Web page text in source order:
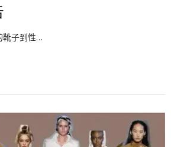
靴子到性…